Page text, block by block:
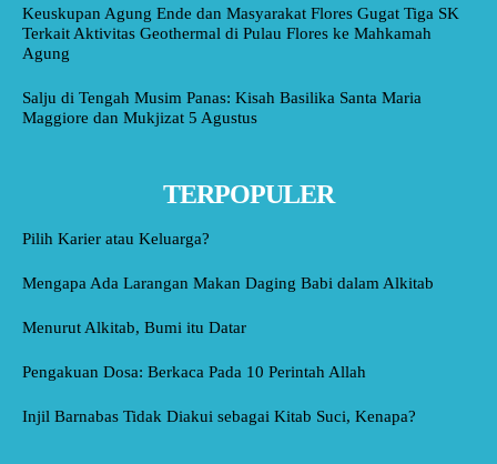
Keuskupan Agung Ende dan Masyarakat Flores Gugat Tiga SK
Terkait Aktivitas Geothermal di Pulau Flores ke Mahkamah
Agung
Salju di Tengah Musim Panas: Kisah Basilika Santa Maria
Maggiore dan Mukjizat 5 Agustus
TERPOPULER
Pilih Karier atau Keluarga?
Mengapa Ada Larangan Makan Daging Babi dalam Alkitab
Menurut Alkitab, Bumi itu Datar
Pengakuan Dosa: Berkaca Pada 10 Perintah Allah
Injil Barnabas Tidak Diakui sebagai Kitab Suci, Kenapa?